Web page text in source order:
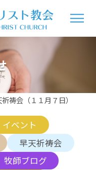
祷会（１１月７日）
イベント
早天祈祷会
牧師ブログ